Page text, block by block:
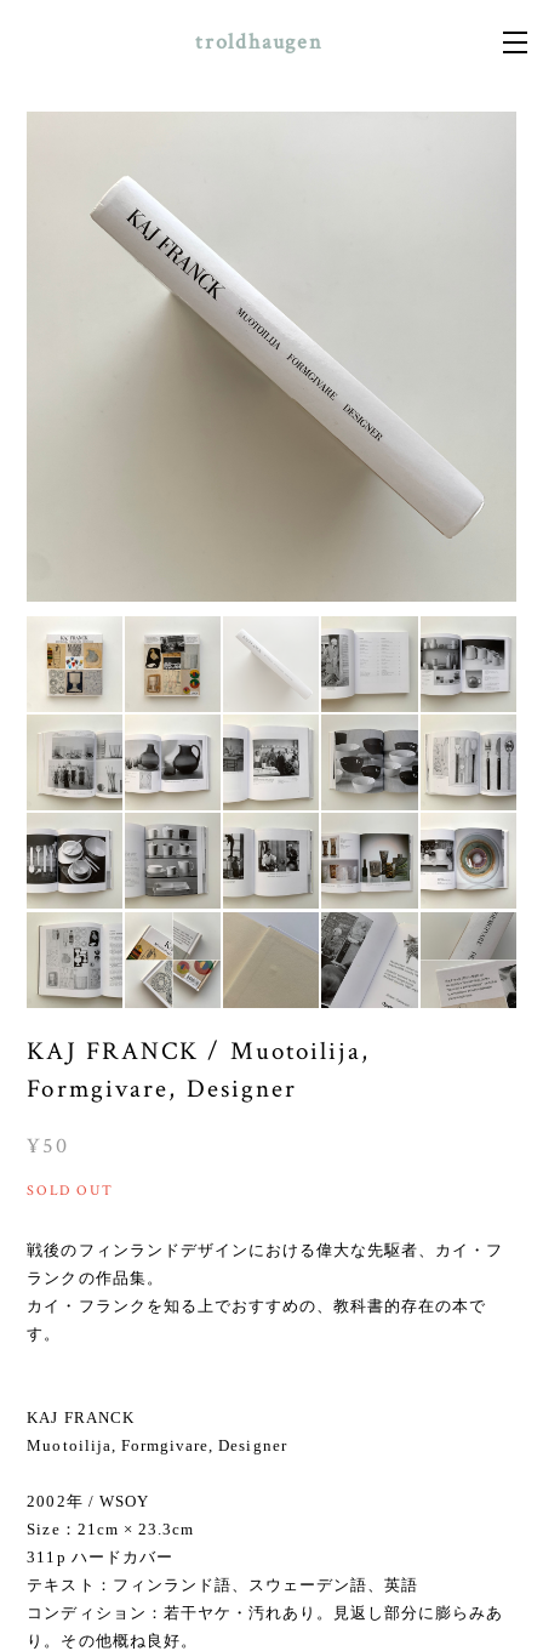
troldhaugen
KAJ FRANCK / Muotoilija,
Formgivare, Designer
¥50
SOLD OUT
戦後のフィンランドデザインにおける偉大な先駆者、カイ・フ
ランクの作品集。
カイ・フランクを知る上でおすすめの、教科書的存在の本で
す。
KAJ FRANCK
Muotoilija, Formgivare, Designer
2002年 / WSOY
Size：21cm × 23.3cm
311p ハードカバー
テキスト：フィンランド語、スウェーデン語、英語
コンディション：若干ヤケ・汚れあり。見返し部分に膨らみあ
り。その他概ね良好。